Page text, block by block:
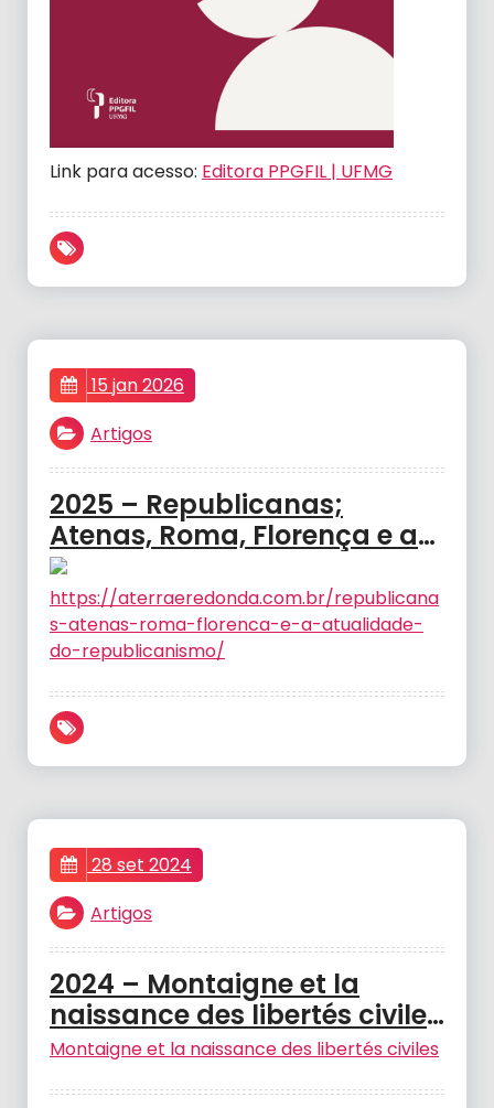
Link para acesso: Editora PPGFIL | UFMG
15 jan 2026
Artigos
2025 – Republicanas;
Atenas, Roma, Florença e a
atualidade do
republicanismo – ADVERSE,
Helton
https://aterraeredonda.com.br/republicana
s-atenas-roma-florenca-e-a-atualidade-
do-republicanismo/
28 set 2024
Artigos
2024 – Montaigne et la
naissance des libertés civiles
– CARDOSO, Sérgio.
Montaigne et la naissance des libertés civiles